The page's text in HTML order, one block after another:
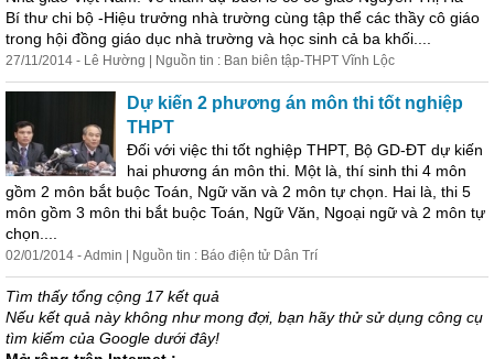
Bí thư chi bộ -Hiệu trưởng nhà trường cùng tập thể các thầy cô giáo
trong hội đồng giáo dục nhà trường và học sinh cả ba khối....
27/11/2014 - Lê Hường | Nguồn tin : Ban biên tập-THPT Vĩnh Lộc
Dự kiến 2 phương án môn thi tốt nghiệp
THPT
Đối với việc thi tốt nghiệp THPT, Bộ GD-ĐT dự kiến
hai phương án môn thi. Một là, thí sinh thi 4 môn
gồm 2 môn bắt buộc Toán, Ngữ văn và 2 môn tự chọn. Hai là, thi 5
môn gồm 3 môn thi bắt buộc Toán, Ngữ Văn, Ngoại ngữ và 2 môn tự
chọn....
02/01/2014 - Admin | Nguồn tin : Báo điện tử Dân Trí
Tìm thấy tổng cộng 17 kết quả
Nếu kết quả này không như mong đợi, bạn hãy thử sử dụng công cụ
tìm kiếm của Google dưới đây!